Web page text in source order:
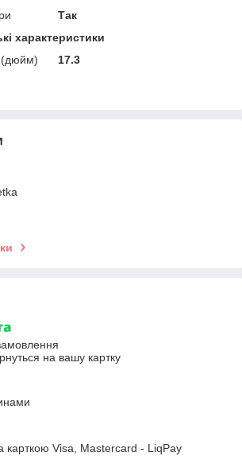
Так
характеристики
(дюйм)
17.3
на вашу картку
карткою Visa, Mastercard - LiqPay